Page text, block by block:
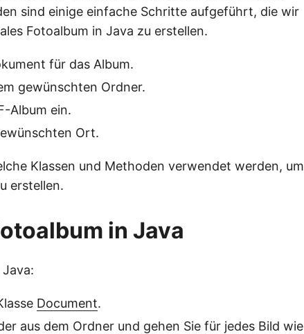
sind einige einfache Schritte aufgeführt, die wir
Fotoalbum in Java zu erstellen.
für das Album.
gewünschten Ordner.
Album ein.
Ort.
Klassen und Methoden verwendet werden, um
erstellen.
in Java
Document.
aus dem Ordner und gehen Sie für jedes Bild wie